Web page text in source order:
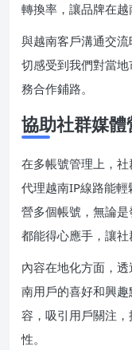
轉換率，讓品牌在越
與越南客戶溝通交
切感受到我們對當
務合作鋪路。
協助社群媒體
在多帳號管理上，
代理越南IP線路能
營多個帳號，無論
都能得心應手，讓社
內容在地化方面，
南用戶的喜好和興
容，吸引用戶關注
性。